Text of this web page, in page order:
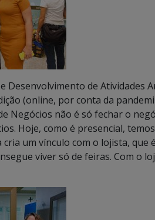
Desenvolvimento de Atividades
(online, por conta da
Negócios não é só fechar o
Hoje, como é presencial,
cria um vínculo com o lojista,
viver só de feiras. Com o